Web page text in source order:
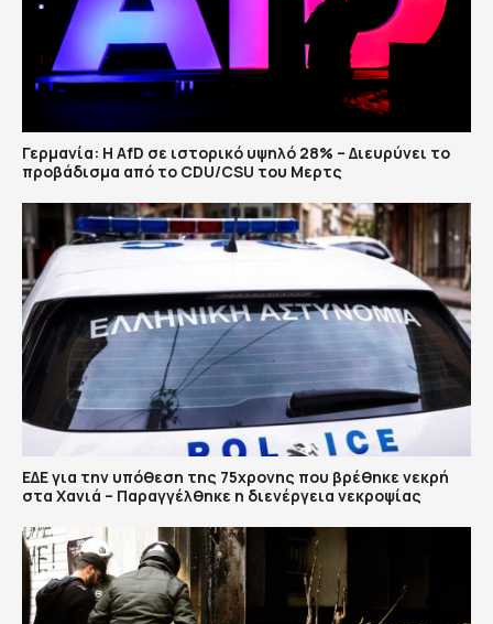
Γερμανία: Η AfD σε ιστορικό υψηλό 28% – Διευρύνει το
προβάδισμα από το CDU/CSU του Μερτς
ΕΔΕ για την υπόθεση της 75χρονης που βρέθηκε νεκρή
στα Χανιά – Παραγγέλθηκε η διενέργεια νεκροψίας